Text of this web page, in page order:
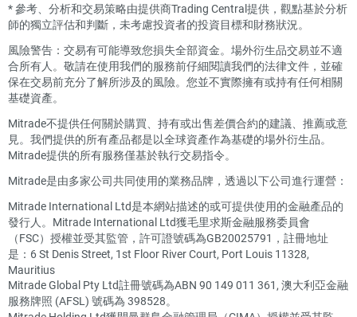
*參考、分析和交易策略由提供商Trading Central提供，觀點基於分析
師的獨立評估和判斷，未考慮投資者的投資目標和財務狀況。
風險警告：交易有可能導致您損失全部資金。場外衍生品交易並不適
合所有人。敬請在使用我們的服務前仔細閱讀我們的法律文件，並確
保在交易前充分了解所涉及的風險。您並不實際擁有或持有任何相關
基礎資產。
Mitrade不提供任何關於購買、持有或出售差價合約的建議、推薦或意
見。我們提供的所有產品都是以全球資產作為基礎的場外衍生品。
Mitrade提供的所有服務僅基於執行交易指令。
Mitrade是由多家公司共同使用的業務品牌，透過以下公司進行運營：
Mitrade International Ltd是本網站描述的或可提供使用的金融產品的
發行人。Mitrade International Ltd獲毛里求斯金融服務委員會
（FSC）授權並受其監管，許可證號碼為GB20025791，註冊地址
是：6 St Denis Street, 1st Floor River Court, Port Louis 11328,
Mauritius
Mitrade Global Pty Ltd註冊號碼為ABN 90 149 011 361, 澳大利亞金融
服務牌照 (AFSL) 號碼為 398528。